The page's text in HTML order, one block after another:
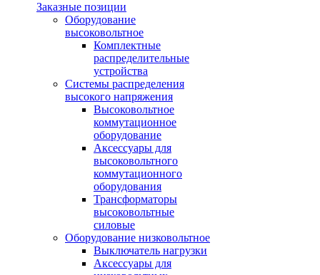
Заказные позиции
Оборудование
высоковольтное
Комплектные
распределительные
устройства
Системы распределения
высокого напряжения
Высоковольтное
коммутационное
оборудование
Аксессуары для
высоковольтного
коммутационного
оборудования
Трансформаторы
высоковольтные
силовые
Оборудование низковольтное
Выключатель нагрузки
Аксессуары для